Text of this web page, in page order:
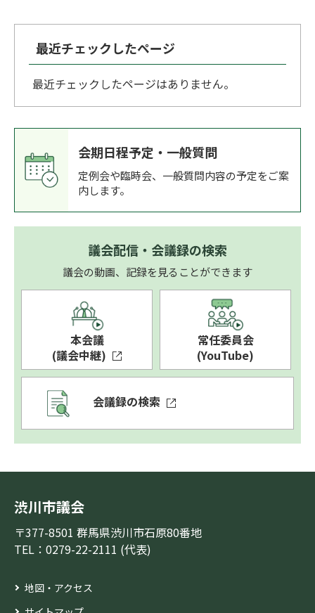
最近チェックしたページ
最近チェックしたページはありません。
会期日程予定・一般質問
定例会や臨時会、一般質問内容の予定をご案
内します。
議会配信・会議録の検索
議会の動画、記録を見ることができます
本会議
(議会中継)
常任委員会
(YouTube)
会議録の検索
渋川市議会
〒377-8501 群馬県渋川市石原80番地
TEL：0279-22-2111 (代表)
地図・アクセス